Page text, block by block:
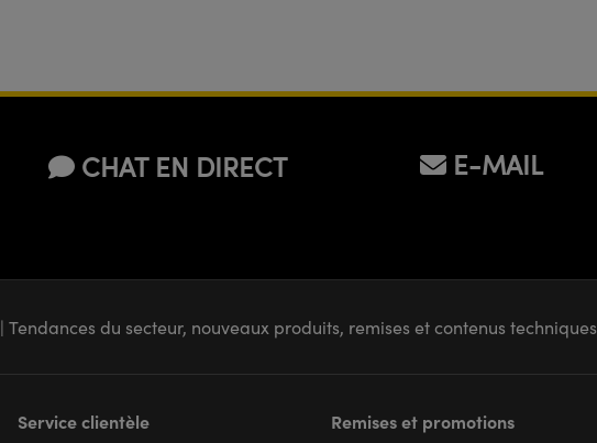
CHAT EN DIRECT E-MAIL
| Tendances du secteur, nouveaux produits, remises et contenus techniques
Service clientèle Remises et promotions